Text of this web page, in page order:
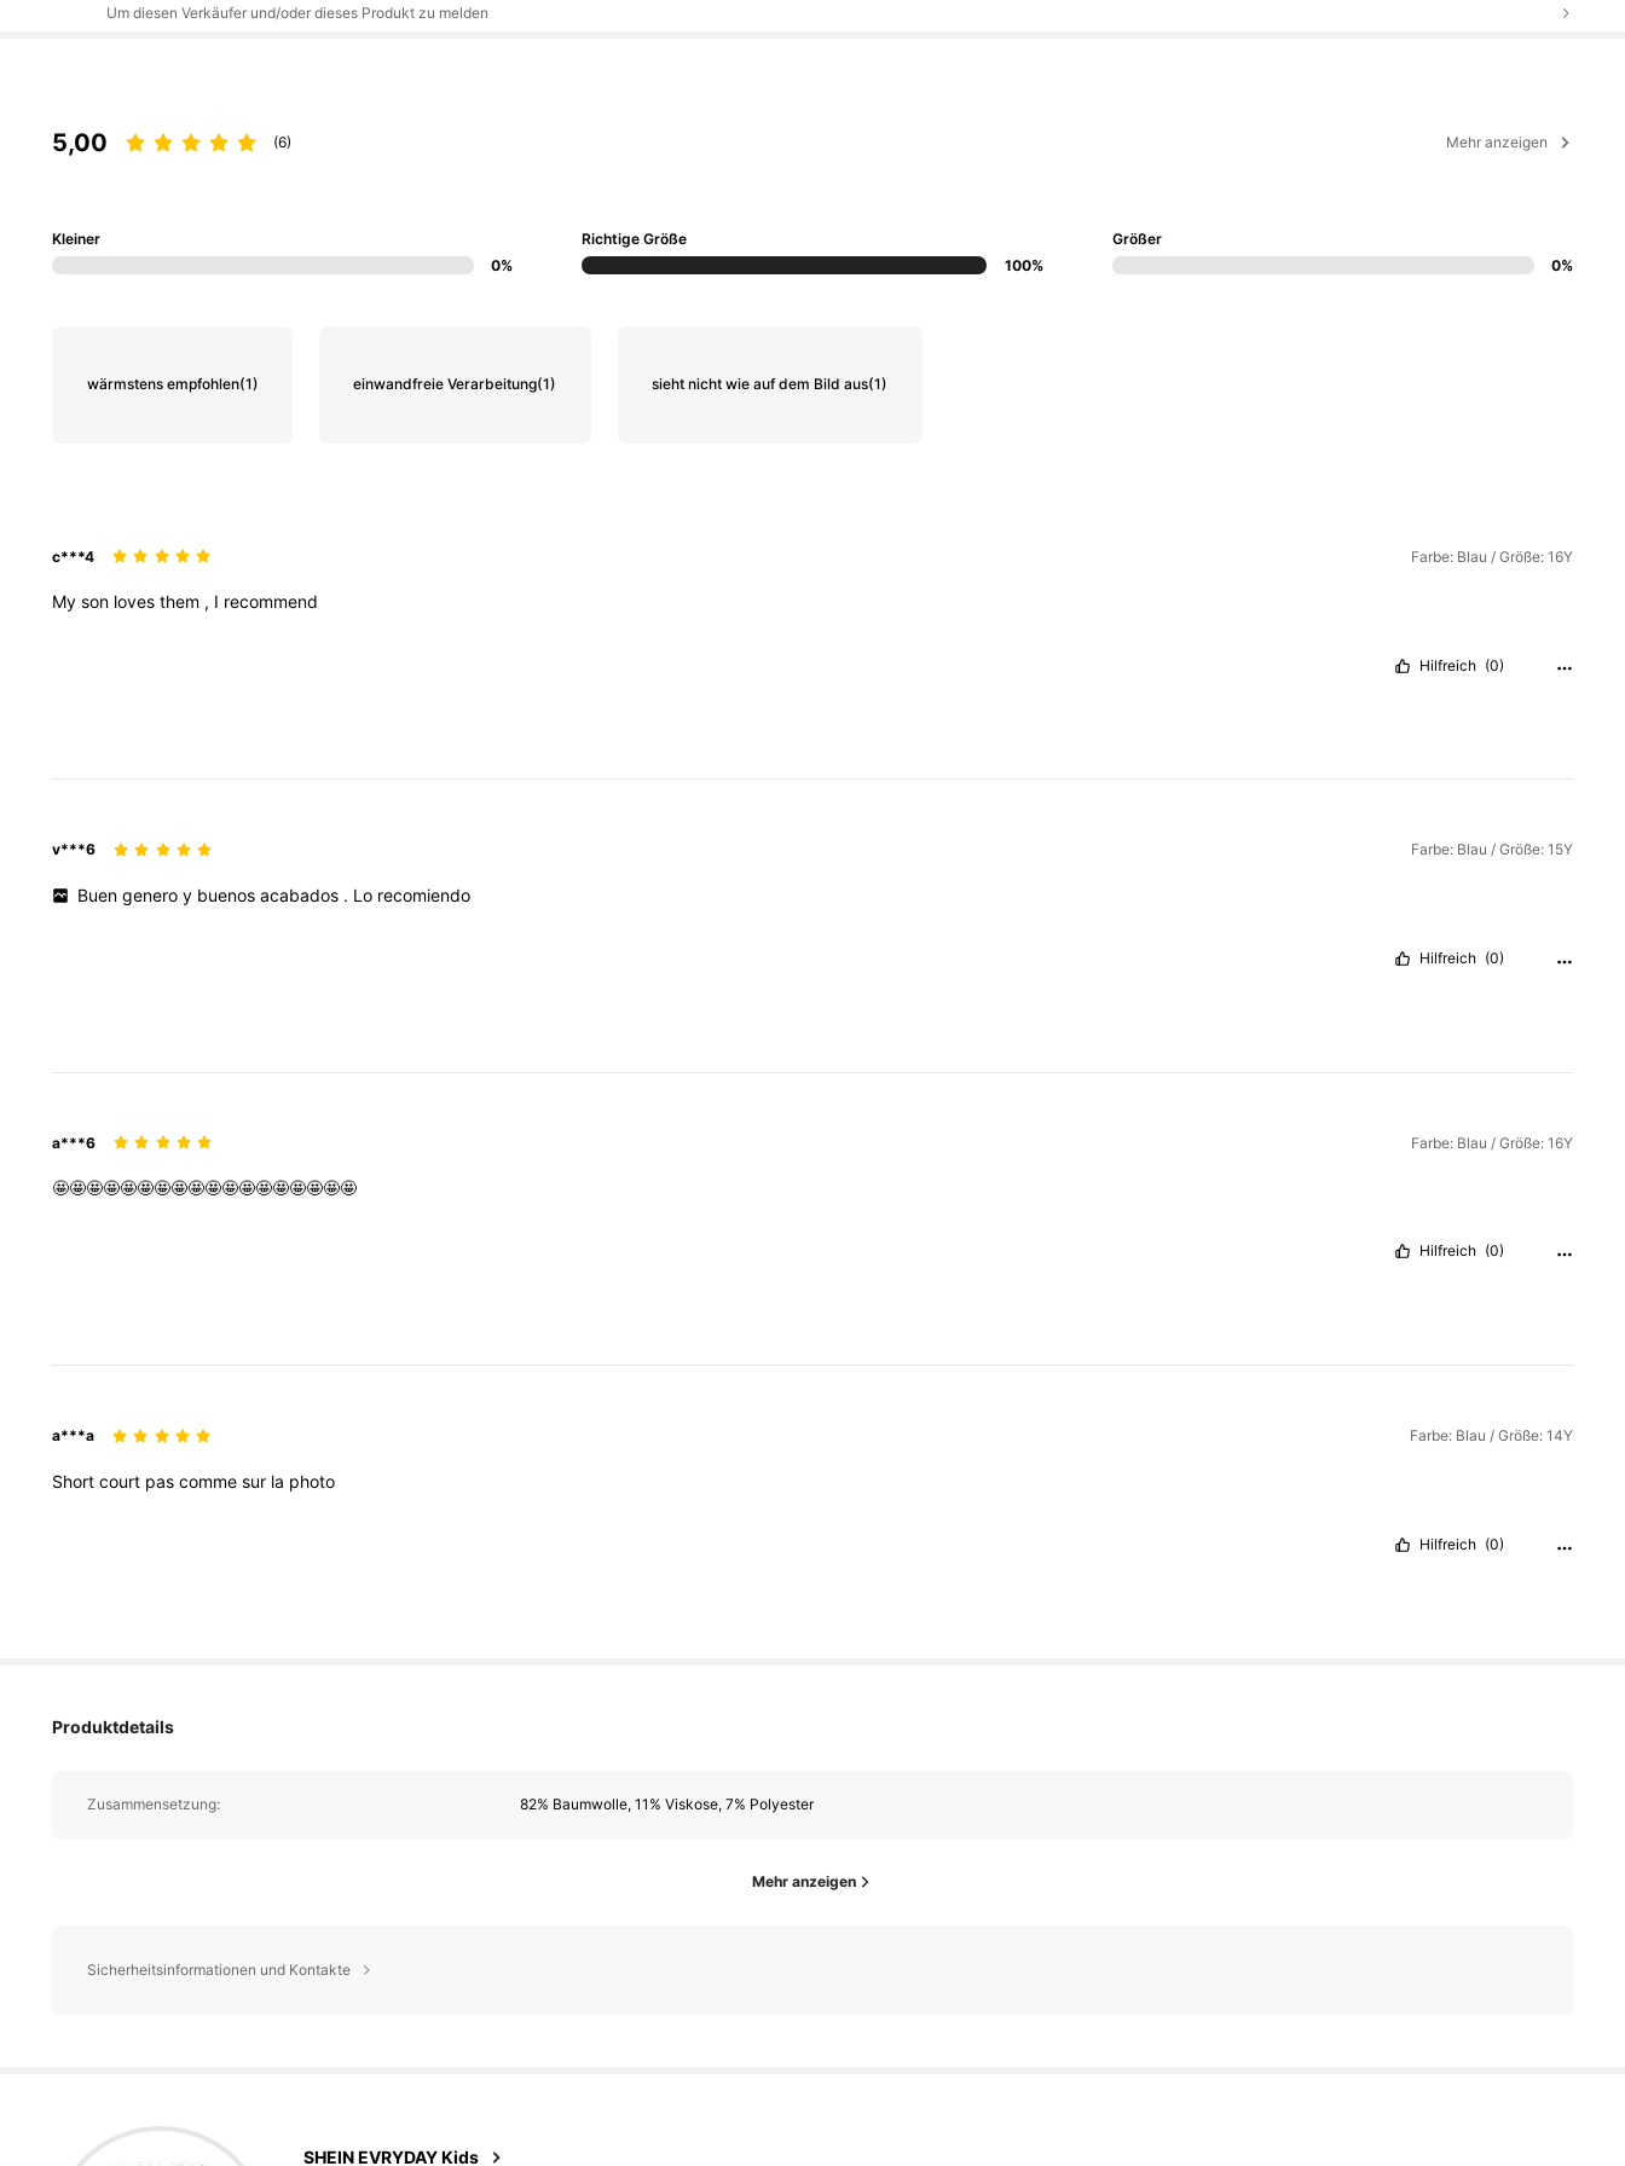
Um diesen Verkäufer und/oder dieses Produkt zu melden
5,00 (6) Mehr anzeigen
Kleiner
0%
Richtige Größe
100%
Größer
0%
wärmstens empfohlen(1) einwandfreie Verarbeitung(1) sieht nicht wie auf dem Bild aus(1)
c***4 Farbe: Blau / Größe: 16Y
My son loves them , I recommend
Hilfreich (0)
v***6 Farbe: Blau / Größe: 15Y
Buengeneroy buenosacabados . Lo recomiendo
Hilfreich (0)
a***6 Farbe: Blau / Größe: 16Y
🤩🤩🤩🤩🤩🤩🤩🤩🤩🤩🤩🤩🤩🤩🤩🤩🤩🤩
Hilfreich (0)
a***a Farbe: Blau / Größe: 14Y
Short court pas comme sur la photo
Hilfreich (0)
Produktdetails
Zusammensetzung: 82% Baumwolle, 11% Viskose, 7% Polyester
Mehr anzeigen
Sicherheitsinformationen und Kontakte
SHEIN EVRYDAY Kids